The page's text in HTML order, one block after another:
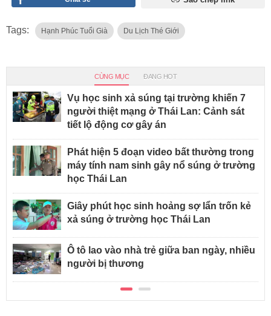
Tags: Hạnh Phúc Tuổi Già Du Lịch Thé Giới
CÙNG MỤC ĐANG HOT
Vụ học sinh xả súng tại trường khiến 7
người thiệt mạng ở Thái Lan: Cảnh sát
tiết lộ động cơ gây án
Phát hiện 5 đoạn video bất thường trong
máy tính nam sinh gây nổ súng ở trường
học Thái Lan
Giây phút học sinh hoảng sợ lẩn trốn kẻ
xả súng ở trường học Thái Lan
Ô tô lao vào nhà trẻ giữa ban ngày, nhiều
người bị thương